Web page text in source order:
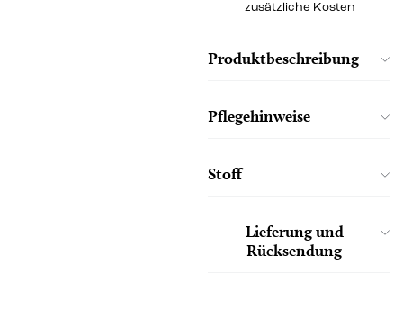
zusätzliche Kosten
Produktbeschreibung
Pflegehinweise
Stoff
Lieferung und
Rücksendung